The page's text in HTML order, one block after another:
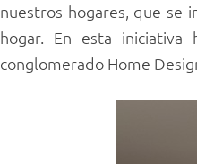
nuestros hogares, que se
hogar. En esta
conglomerado Home